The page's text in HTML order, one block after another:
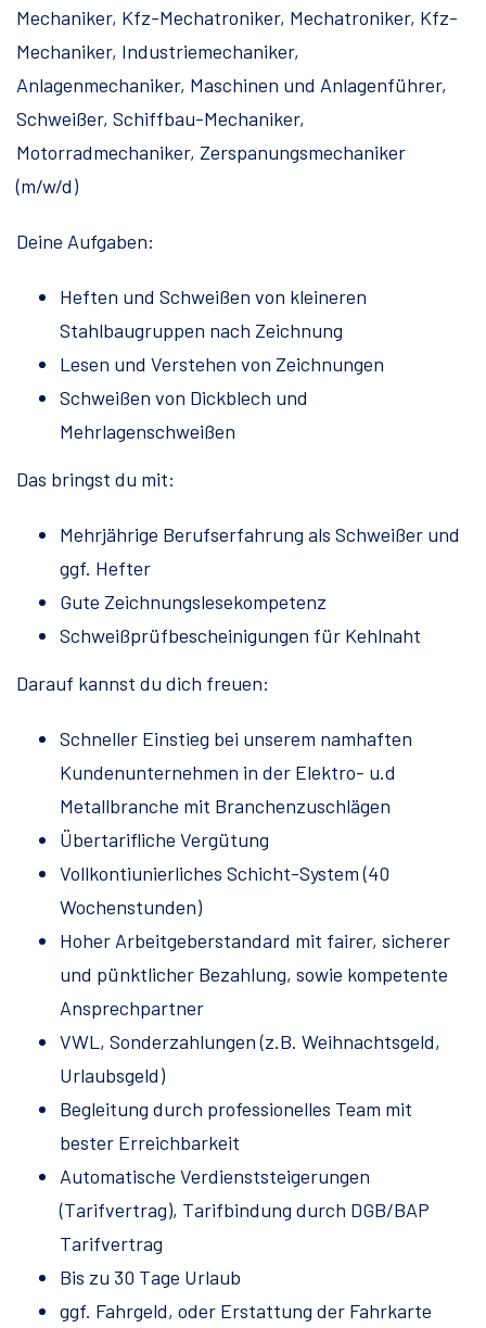
Mechaniker, Kfz-Mechatroniker, Mechatroniker, Kfz-
Mechaniker, Industriemechaniker,
Anlagenmechaniker, Maschinen und Anlagenführer,
Schweißer, Schiffbau-Mechaniker,
Motorradmechaniker, Zerspanungsmechaniker
(m/w/d)
Deine Aufgaben:
Heften und Schweißen von kleineren
Stahlbaugruppen nach Zeichnung
Lesen und Verstehen von Zeichnungen
Schweißen von Dickblech und
Mehrlagenschweißen
Das bringst du mit:
Mehrjährige Berufserfahrung als Schweißer und
ggf. Hefter
Gute Zeichnungslesekompetenz
Schweißprüfbescheinigungen für Kehlnaht
Darauf kannst du dich freuen:
Schneller Einstieg bei unserem namhaften
Kundenunternehmen in der Elektro- u.d
Metallbranche mit Branchenzuschlägen
Übertarifliche Vergütung
Vollkontiunierliches Schicht-System (40
Wochenstunden)
Hoher Arbeitgeberstandard mit fairer, sicherer
und pünktlicher Bezahlung, sowie kompetente
Ansprechpartner
VWL, Sonderzahlungen (z.B. Weihnachtsgeld,
Urlaubsgeld)
Begleitung durch professionelles Team mit
bester Erreichbarkeit
Automatische Verdienststeigerungen
(Tarifvertrag), Tarifbindung durch DGB/BAP
Tarifvertrag
Bis zu 30 Tage Urlaub
ggf. Fahrgeld, oder Erstattung der Fahrkarte